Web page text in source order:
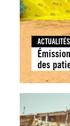
ACTUALITÉS
des